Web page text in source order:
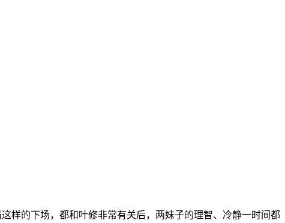
样的下场，都和叶修非常有关后，两妹子的理智、冷静一时间都